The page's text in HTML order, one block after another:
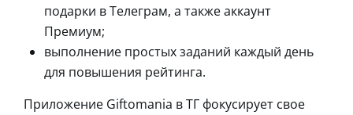
подарки в Телеграм, а также аккаунт
Премиум;
выполнение простых заданий каждый день
для повышения рейтинга.
Приложение Giftomania в ТГ фокусирует свое